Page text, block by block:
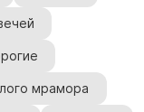
мрамора